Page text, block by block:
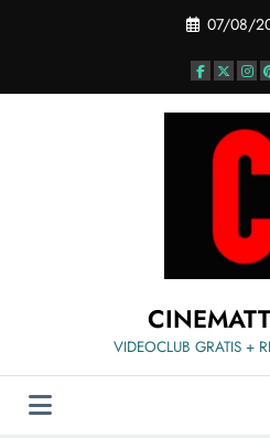
07/08/
VIDEOCLUB GRATIS +